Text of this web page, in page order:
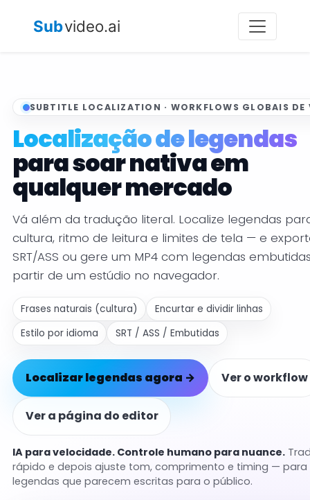
Subvideo.ai
SUBTITLE LOCALIZATION · WORKFLOWS GLOBAIS DE
Localização de legendas
para soar nativa em
qualquer mercado
Vá além da tradução literal. Localize legendas
cultura, ritmo de leitura e limites de tela — e
SRT/ASS ou gere um MP4 com legendas
partir de um estúdio no navegador.
Frases naturais (cultura)
Encurtar e dividir linhas
Estilo por idioma
SRT / ASS / Embutidas
Localizar legendas agora → Ver o workflow
Ver a página do editor
IA para velocidade. Controle humano para nuance.
rápido e depois ajuste tom, comprimento e timing — para
legendas que parecem escritas para o público.